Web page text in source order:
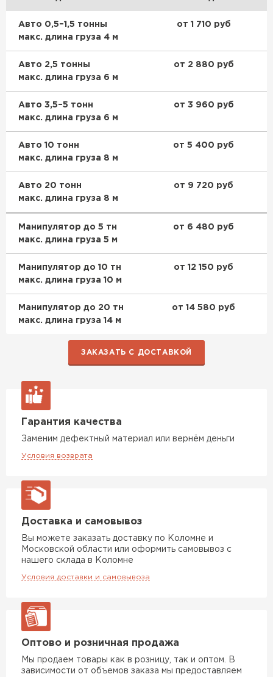
Авто 0,5–1,5 тонны
макс. длина груза 4 м
от 1 710 руб
Авто 2,5 тонны
макс. длина груза 6 м
от 2 880 руб
Авто 3,5–5 тонн
макс. длина груза 6 м
от 3 960 руб
Авто 10 тонн
макс. длина груза 8 м
от 5 400 руб
Авто 20 тонн
макс. длина груза 8 м
от 9 720 руб
Манипулятор до 5 тн
макс. длина груза 5 м
от 6 480 руб
Манипулятор до 10 тн
макс. длина груза 10 м
от 12 150 руб
Манипулятор до 20 тн
макс. длина груза 14 м
от 14 580 руб
ЗАКАЗАТЬ С ДОСТАВКОЙ
Гарантия качества
Заменим дефектный материал или вернём деньги
Условия возврата
Доставка и самовывоз
Вы можете заказать доставку по Коломне и
Московской области или оформить самовывоз с
нашего склада в Коломне
Условия доставки и самовывоза
Оптово и розничная продажа
Мы продаем товары как в розницу, так и оптом. В
зависимости от объемов заказа мы предоставляем